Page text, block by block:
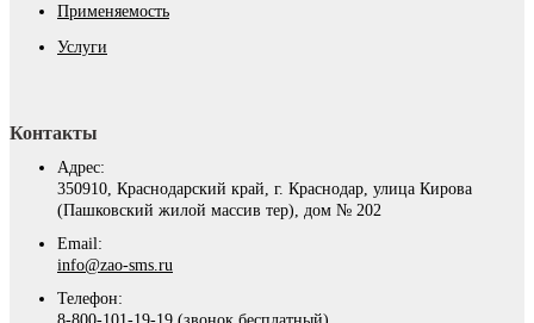
Применяемость
Услуги
Контакты
Адрес:
350910, Краснодарский край, г. Краснодар, улица Кирова
(Пашковский жилой массив тер), дом № 202
Email:
info@zao-sms.ru
Телефон: